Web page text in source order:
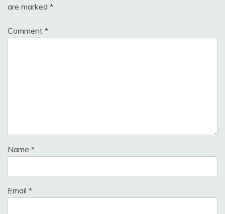
are marked *
Comment *
Name *
Email *